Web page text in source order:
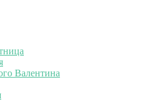
Валентина